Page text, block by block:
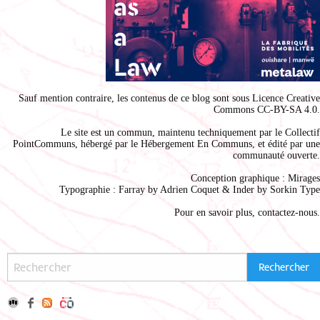
Sauf mention contraire, les contenus de ce blog sont sous Licence Creative
Commons CC-BY-SA 4.0
Le site est un commun, maintenu techniquement par le Collectif
PointCommuns , hébergé par le Hébergement En Communs , et édité par une
communauté ouverte.
Conception graphique : Mirages
Typographie : Farray by Adrien Coquet & Inder by Sorkin Type
Pour en savoir plus, contactez-nous